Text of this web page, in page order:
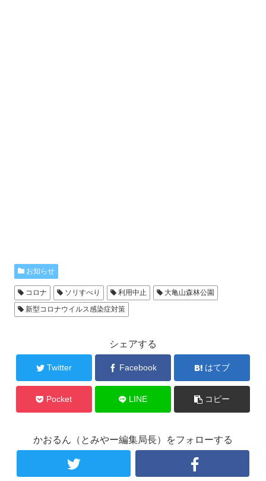
お知らせ
コロナ ソリすべり 利用中止
大亀山森林公園
新型コロナウイルス感染症対策
シェアする
Twitter Facebook はてブ
Pocket LINE コピー
かおるん（とみやー編集局長）をフォローする